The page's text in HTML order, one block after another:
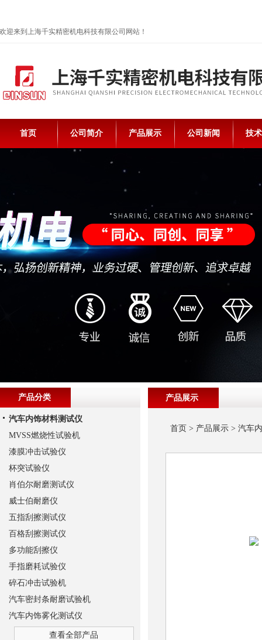
欢迎来到上海千实精密机电科技有限公司网站！
首页 公司简介 产品展示 公司新闻 技
产品展示
首页 > 产品展示> 汽车
产品分类
汽车内饰材料测试仪
MVSS燃烧性试验机
漆膜冲击试验仪
杯突试验仪
肖伯尔耐磨测试仪
威士伯耐磨仪
五指刮擦测试仪
百格刮擦测试仪
多功能刮擦仪
手指磨耗试验仪
碎石冲击试验机
汽车密封条耐磨试验机
汽车内饰雾化测试仪
查看全部产品